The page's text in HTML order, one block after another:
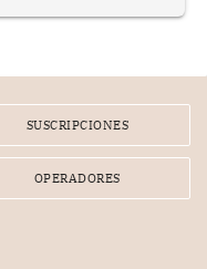
SUSCRIPCIONES
OPERADORES